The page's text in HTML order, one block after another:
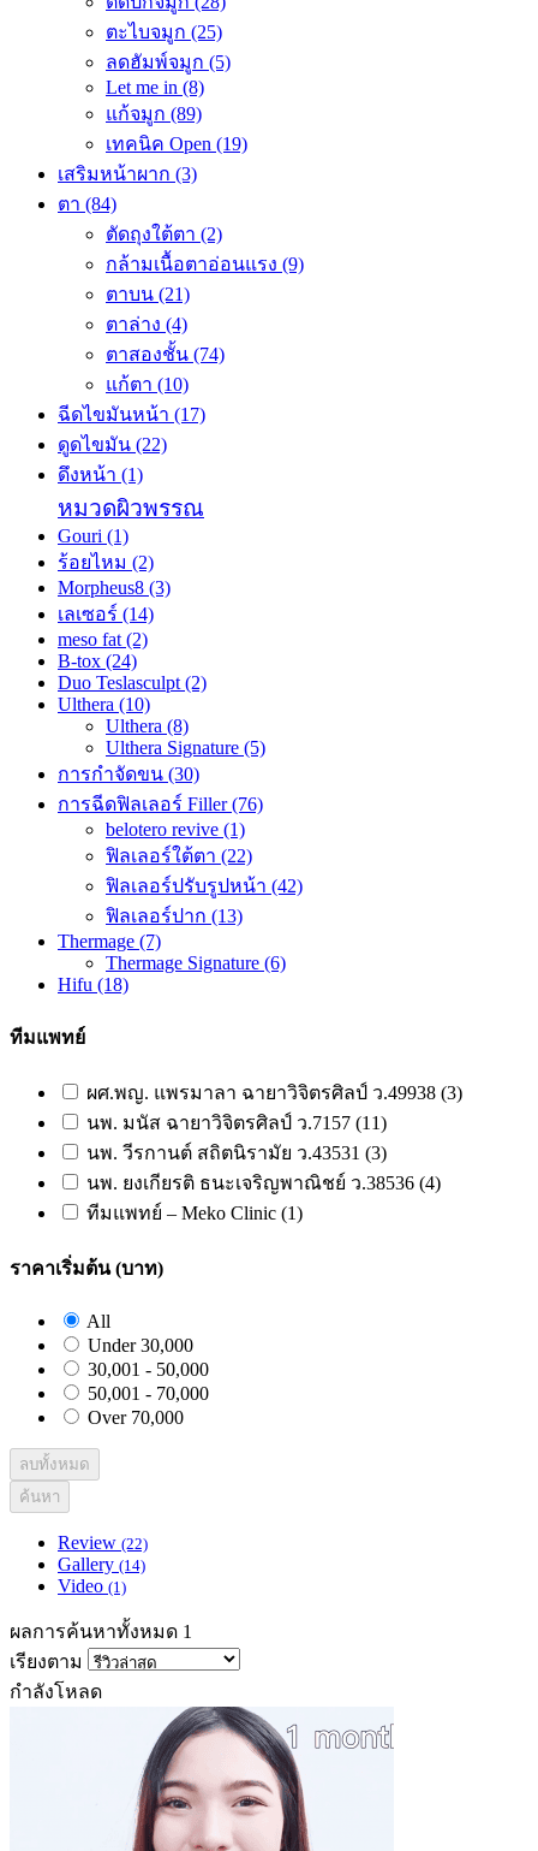
ตะไบจมูก (25)
ลดฮัมพ์จมูก (5)
Let me in (8)
แก้จมูก (89)
เทคนิค Open (19)
เสริมหน้าผาก (3)
ตา (84)
ตัดถุงใต้ตา (2)
กล้ามเนื้อตาอ่อนแรง (9)
ตาบน (21)
ตาล่าง (4)
ตาสองชั้น (74)
แก้ตา (10)
ฉีดไขมันหน้า (17)
ดูดไขมัน (22)
ดึงหน้า (1)
หมวดผิวพรรณ
Gouri (1)
ร้อยไหม (2)
Morpheus8 (3)
เลเซอร์ (14)
meso fat (2)
B-tox (24)
Duo Teslasculpt (2)
Ulthera (10)
Ulthera (8)
Ulthera Signature (5)
การกำจัดขน (30)
การฉีดฟิลเลอร์ Filler(76)
belotero revive (1)
ฟิลเลอร์ใต้ตา (22)
ฟิลเลอร์ปรับรูปหน้า (42)
ฟิลเลอร์ปาก (13)
Thermage (7)
Thermage Signature (6)
Hifu (18)
ทีมแพทย์
ผศ.พญ. แพรมาลา ฉายาวิจิตรศิลป์ ว.49938 (3)
นพ. มนัส ฉายาวิจิตรศิลป์ ว.7157 (11)
นพ. วีรกานต์ สถิตนิรามัย ว.43531 (3)
นพ. ยงเกียรติ ธนะเจริญพาณิชย์ ว.38536 (4)
ทีมแพทย์ – Meko Clinic (1)
ราคาเริ่มต้น (บาท)
All
Under 30,000
30,001 - 50,000
50,001 - 70,000
Over 70,000
ลบทั้งหมด
ค้นหา
Review (22)
Gallery (14)
Video (1)
ผลการค้นหาทั้งหมด 1
เรียงตาม
กำลังโหลด